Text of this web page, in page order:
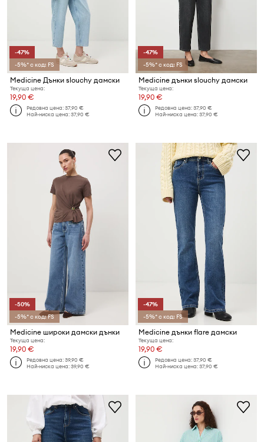
-47%
-5%* с код: FS
Medicine Дънки slouchy дамски
Текуща цена:
19,90 €
Редовна цена:37,90 €
Най-ниска цена:37,90 €
-47%
-5%* с код: FS
Medicine дънки slouchy дамски
Текуща цена:
19,90 €
Редовна цена:37,90 €
Най-ниска цена:37,90 €
-50%
-5%* с код: FS
Medicine широки дамски дънки
Текуща цена:
19,90 €
Редовна цена:39,90 €
Най-ниска цена:39,90 €
-47%
-5%* с код: FS
Medicine дънки flare дамски
Текуща цена:
19,90 €
Редовна цена:37,90 €
Най-ниска цена:37,90 €